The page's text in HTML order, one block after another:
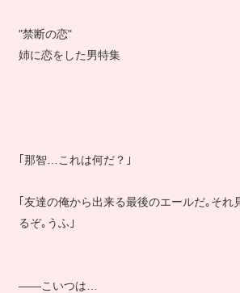
"禁断の恋"
姉に恋をした男特集
｢那智…これは何だ？｣
｢友達の俺から出来る最後のエールだ｡それ
るぞ｡うふ｣
――こいつは…